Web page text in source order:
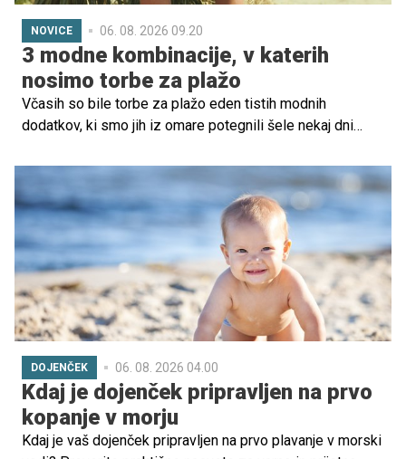
NOVICE 06. 08. 2026 09.20
3 modne kombinacije, v katerih
nosimo torbe za plažo
Včasih so bile torbe za plažo eden tistih modnih
dodatkov, ki smo jih iz omare potegnili šele nekaj dni
DOJENČEK 06. 08. 2026 04.00
Kdaj je dojenček pripravljen na prvo
kopanje v morju
Kdaj je vaš dojenček pripravljen na prvo plavanje v morski